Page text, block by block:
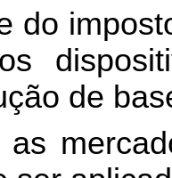
do
de
as